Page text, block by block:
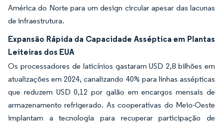
América do Norte para um design circular apesar das lacunas
de infraestrutura.
Expansão Rápida da Capacidade Asséptica em Plantas
Leiteiras dos EUA
Os processadores de laticínios gastaram USD 2,8 bilhões em
atualizações em 2024, canalizando 40% para linhas assépticas
que reduzem USD 0,12 por galão em encargos mensais de
armazenamento refrigerado. As cooperativas do Meio-Oeste
implantam a tecnologia para recuperar participação de